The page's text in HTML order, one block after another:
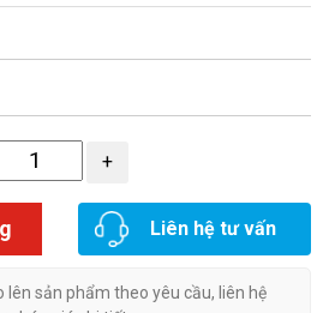
Liên hệ tư vấn
lên sản phẩm theo yêu cầu, liên hệ